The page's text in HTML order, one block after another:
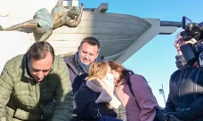
atenuantes:
con la investigación,
irreprochable , al no